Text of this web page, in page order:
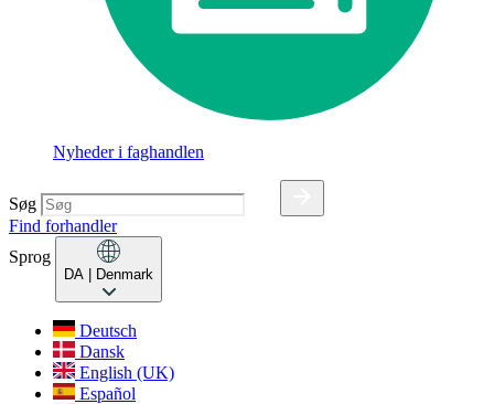
Nyheder i faghandlen
Søg
Find forhandler
Sprog
DA | Denmark
Deutsch
Dansk
English (UK)
Español